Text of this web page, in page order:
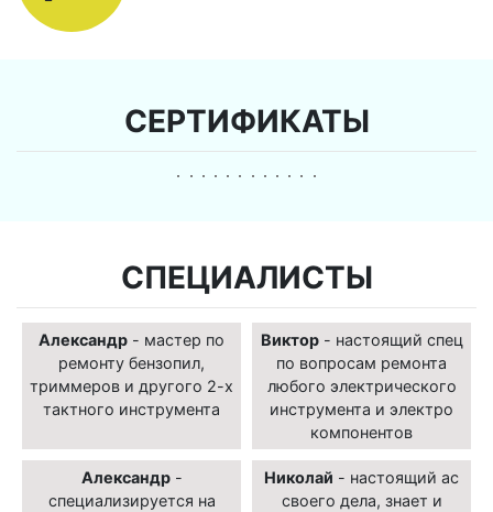
СЕРТИФИКАТЫ
СПЕЦИАЛИСТЫ
Александр - мастер по
ремонту бензопил,
триммеров и другого 2-х
тактного инструмента
Виктор- настоящий спец
по вопросам ремонта
любого электрического
инструмента и электро
компонентов
Александр-
специализируется на
Николай - настоящий ас
своего дела, знает и